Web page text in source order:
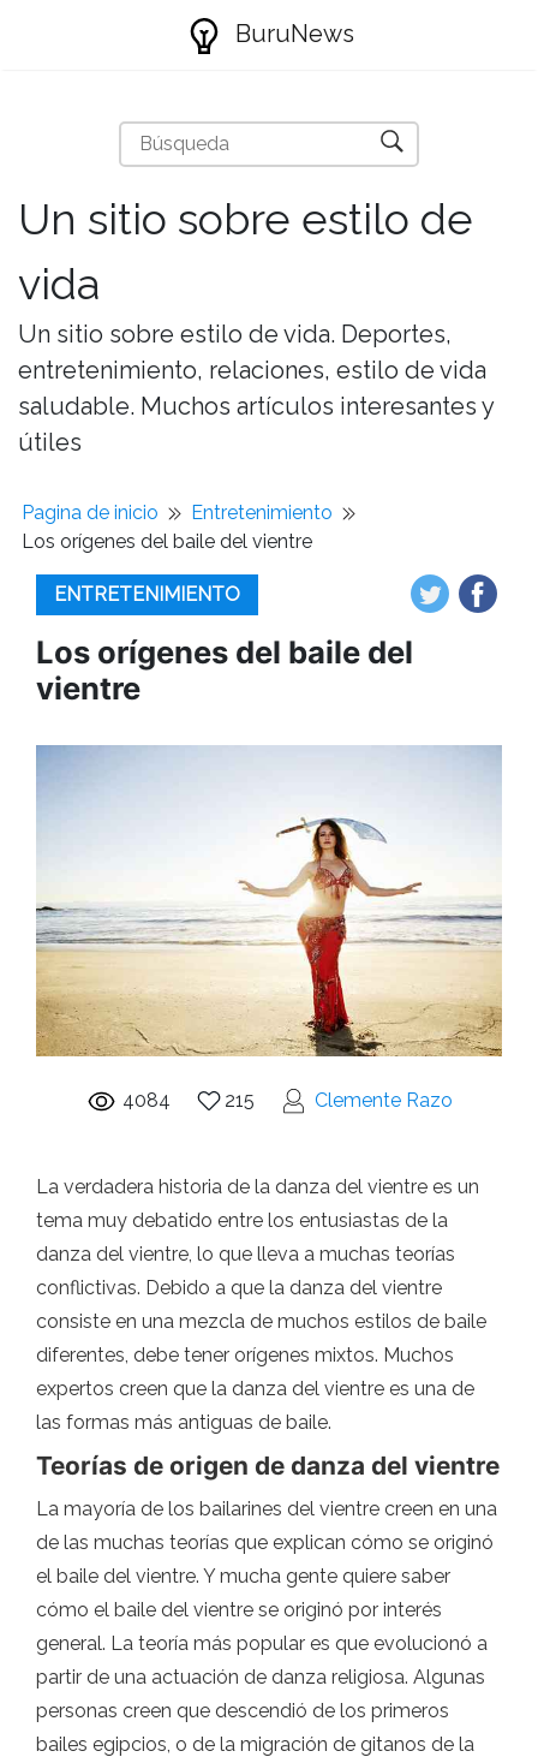
BuruNews
Un sitio sobre estilo de
vida
Un sitio sobre estilo de vida. Deportes,
entretenimiento, relaciones, estilo de vida
saludable. Muchos artículos interesantes y
útiles
Pagina de inicio
Entretenimiento
Los orígenes del baile del vientre
ENTRETENIMIENTO
Los orígenes del baile del
vientre
4084 215 Clemente Razo
La verdadera historia de la danza del vientre es un
tema muy debatido entre los entusiastas de la
danza del vientre, lo que lleva a muchas teorías
conflictivas. Debido a que la danza del vientre
consiste en una mezcla de muchos estilos de baile
diferentes, debe tener orígenes mixtos. Muchos
expertos creen que la danza del vientre es una de
las formas más antiguas de baile.
Teorías de origen de danza del vientre
La mayoría de los bailarines del vientre creen en una
de las muchas teorías que explican cómo se originó
el baile del vientre. Y mucha gente quiere saber
cómo el baile del vientre se originó por interés
general. La teoría más popular es que evolucionó a
partir de una actuación de danza religiosa. Algunas
personas creen que descendió de los primeros
bailes egipcios, o de la migración de gitanos de la